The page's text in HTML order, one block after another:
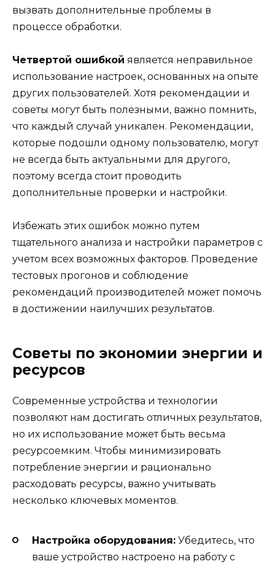
вызвать дополнительные проблемы в
процессе обработки.
Четвертой ошибкой является неправильное
использование настроек, основанных на опыте
других пользователей. Хотя рекомендации и
советы могут быть полезными, важно помнить,
что каждый случай уникален. Рекомендации,
которые подошли одному пользователю, могут
не всегда быть актуальными для другого,
поэтому всегда стоит проводить
дополнительные проверки и настройки.
Избежать этих ошибок можно путем
тщательного анализа и настройки параметров с
учетом всех возможных факторов. Проведение
тестовых прогонов и соблюдение
рекомендаций производителей может помочь
в достижении наилучших результатов.
Советы по экономии энергии и
ресурсов
Современные устройства и технологии
позволяют нам достигать отличных результатов,
но их использование может быть весьма
ресурсоемким. Чтобы минимизировать
потребление энергии и рационально
расходовать ресурсы, важно учитывать
несколько ключевых моментов.
Настройка оборудования: Убедитесь, что
ваше устройство настроено на работу с